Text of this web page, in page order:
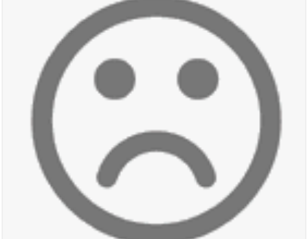
أخبار صيدا عمر مرجان يطلق أكاديمية نادي الحرية لكرة القدم
النائب أكرم شهيب الذي شدد على ضرورة التفاف جميع اللبنانيين
حول الجيش في هذه المرحلة الدقيقة
أخبار لبنان
مؤسسة مياه لبنان الجنوبي : جيش العدوالاسرائيلي
يستهدف فرق المؤسسة أثناء عملهم في عيتا الجبل